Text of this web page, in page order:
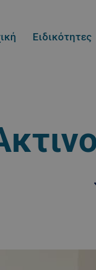
Ειδικότητες